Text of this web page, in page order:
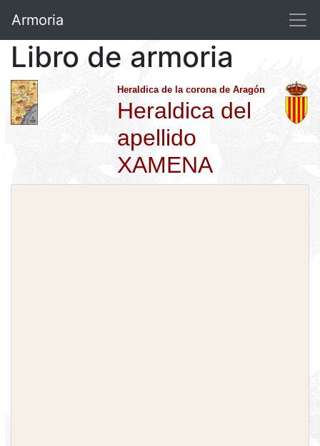
Armoria
Libro de armoria
Heraldica de la corona de Aragón
Heraldica del
apellido
XAMENA